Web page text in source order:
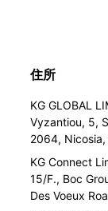
住所
KG GLOBAL
Vyzantiou, 5,
2064,
KG Connect
15/F., Boc
Des Voeux